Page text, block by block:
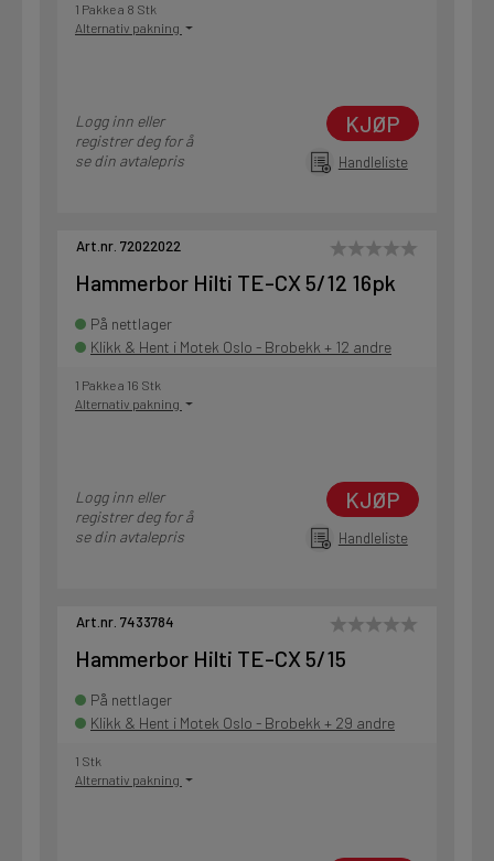
1 Pakke a 8 Stk
Alternativ pakning
Logg inn eller
registrer deg for å
se din avtalepris
KJØP
Handleliste
Art.nr. 72022022
Hammerbor Hilti TE-CX 5/12 16pk
På nettlager
Klikk & Hent i Motek Oslo - Brobekk + 12 andre
1 Pakke a 16 Stk
Alternativ pakning
Logg inn eller
registrer deg for å
se din avtalepris
KJØP
Handleliste
Art.nr. 7433784
Hammerbor Hilti TE-CX 5/15
På nettlager
Klikk & Hent i Motek Oslo - Brobekk + 29 andre
1 Stk
Alternativ pakning